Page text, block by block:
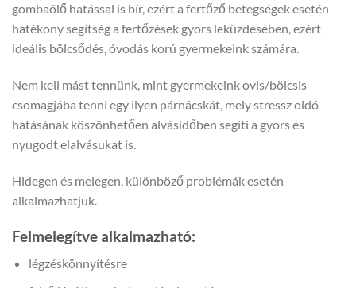
gombaölő hatással is bír, ezért a fertőző betegségek esetén
hatékony segítség a fertőzések gyors leküzdésében, ezért
ideális bölcsődés, óvodás korú gyermekeink számára.
Nem kell mást tennünk, mint gyermekeink ovis/bölcsis
csomagjába tenni egy ilyen párnácskát, mely stressz oldó
hatásának köszönhetően alvásidőben segíti a gyors és
nyugodt elalvásukat is.
Hidegen és melegen, különböző problémák esetén
alkalmazhatjuk.
Felmelegítve alkalmazható:
légzéskönnyítésre